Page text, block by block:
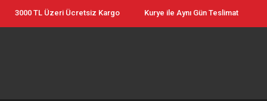
3000 TL Üzeri Ücretsiz Kargo Kurye ile Aynı Gün Teslimat